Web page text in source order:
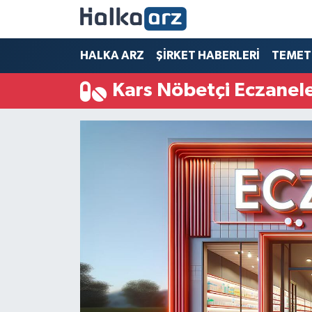
HALKA ARZ ŞİRKET HABERLERİ
Kars Nöbetçi
HALKA ARZ
SERMAYE ARTIRIMI
ŞİRKET HABERLERİ